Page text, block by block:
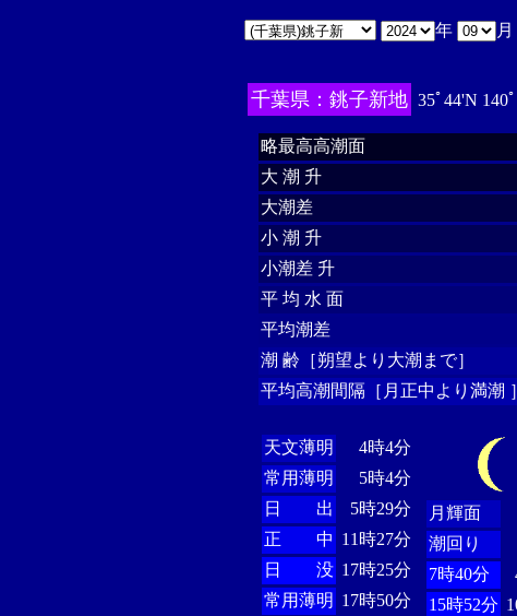
年 月
千葉県：銚子新地 35ﾟ44'N 140
略最高高潮面
大 潮 升
大潮差
小 潮 升
小潮差 升
平 均 水 面
平均潮差
潮 齢［朔望より大潮まで］
平均高潮間隔［月正中より満潮 ］
天文薄明
4時4分
常用薄明
5時4分
日 出
5時29分
正 中 11時27分
日 没 17時25分
常用薄明 17時50分
月輝面
潮回り
7時40分
15時52分